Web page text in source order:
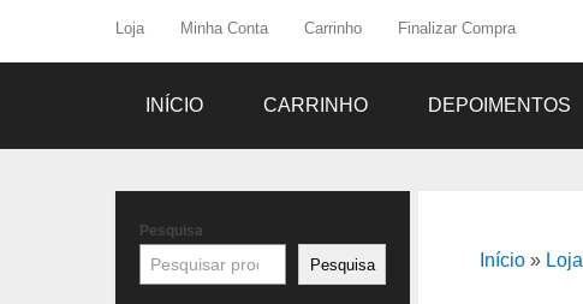
Loja Minha Conta Carrinho Finalizar Compra
INÍCIO CARRINHO DEPOIMENTOS
Início » Loja
Pesquisa
Pesquisa